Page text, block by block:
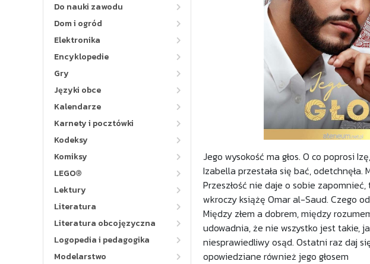
Do nauki zawodu
Dom i ogród
Elektronika
Encyklopedie
Gry
Języki obce
Kalendarze
Karnety i pocztówki
Kodeksy
Komiksy
LEGO®
Lektury
Literatura
Literatura obcojęzyczna
Logopedia i pedagogika
Modelarstwo
Jego wysokość ma głos. O co poprosi
Izabella przestała się bać, odetchnęła.
Przeszłość nie daje o sobie
wkroczy książę Omar al-Saud. Czego
Między złem a dobrem, między
udowadnia, że nie wszystko jest takie,
niesprawiedliwy osąd. Ostatni raz daj
opowiedziane również jego głosem